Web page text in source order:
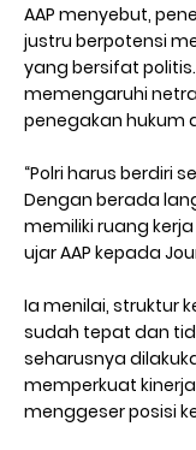
AAP menyebut,
justru berpotensi
yang bersifat
memengaruhi
penegakan hukum
“Polri harus berdiri
Dengan berada
memiliki ruang
ujar AAP kepada
Ia menilai, struktur
sudah tepat dan
seharusnya
memperkuat
menggeser posisi